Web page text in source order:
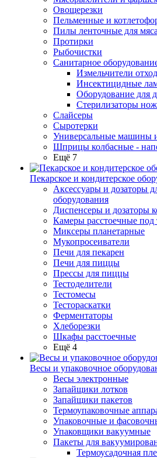
Овощерезки
Пельменные и
Пилы ленточные для мяса
Протирки
Рыбочистки
Санитарное
Измельчители
Инсектицидные
Оборудование для
Стерилизаторы
Слайсеры
Сыротерки
Универсальные машины
Шприцы колбасные -
Ещё 7
Пекарское и кондитерское
Аксессуары и дозаторы
оборудования
Диспенсеры и дозаторы
Камеры расстоечные под
Миксеры планетарные
Мукопросеиватели
Печи для пекарен
Печи для пиццы
Прессы для пиццы
Тестоделители
Тестомесы
Тестораскатки
Ферментаторы
Хлеборезки
Шкафы расстоечные
Ещё 4
Весы и упаковочное
Весы электронные
Запайщики лотков
Запайщики пакетов
Термоупаковочные
Упаковочные и
Упаковщики вакуумные
Пакеты для
Термоусадочная